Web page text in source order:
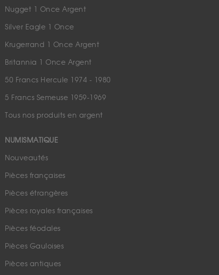
Nugget 1 Once Argent
Silver Eagle 1 Once
Krugerrand 1 Once Argent
Britannia 1 Once Argent
50 Francs Hercule 1974 - 1980
5 Francs Semeuse 1959-1969
Tous nos produits en argent
NUMISMATIQUE
Nouveautés
Pièces françaises
Pièces étrangères
Pièces royales françaises
Pièces féodales
Pièces Gauloises
Pièces antiques